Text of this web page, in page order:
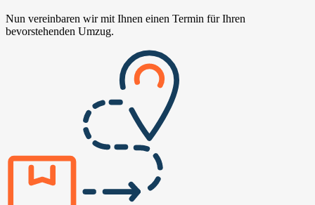
Nun vereinbaren wir mit Ihnen einen Termin für Ihren
bevorstehenden Umzug.